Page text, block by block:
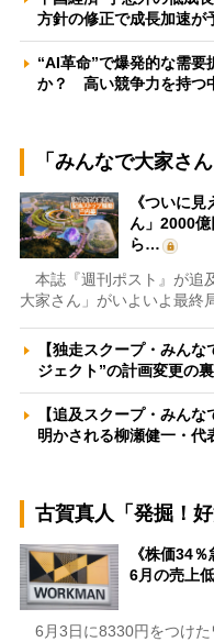
方針の修正で成長加速
“AI革命”で爆発的な需要
か？ 高い競争力を持つ
「みんなで大家さ
《ついに
ん」2000億
ら…
本誌『週刊ポスト』が追
大家さん」がいよいよ最終
【独走スクープ・みん
ジェクト”の計画変更の
【追及スクープ・みん
明かされる柳瀬健一・
古賀真人「発掘！好
《株価34
6月の売上
6月3日に8330円をつけた